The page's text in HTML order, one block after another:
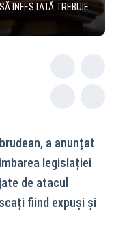
INFESTATĂ TREBUIE
a anunțat
legislației
de atacul
fiind expuși și